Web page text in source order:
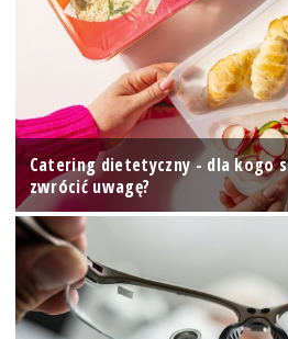
Catering dietetyczny - dla kogo
zwrócić uwagę?